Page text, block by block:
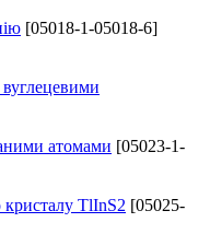
[05018-1-05018-6]
атомами [05023-1-
кристалу TlInS2 [05025-